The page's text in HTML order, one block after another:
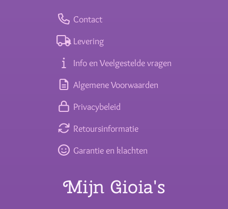
Contact
Levering
Info en Veelgestelde vragen
Algemene Voorwaarden
Privacybeleid
Retoursinformatie
Garantie en klachten
Mijn Gioia's